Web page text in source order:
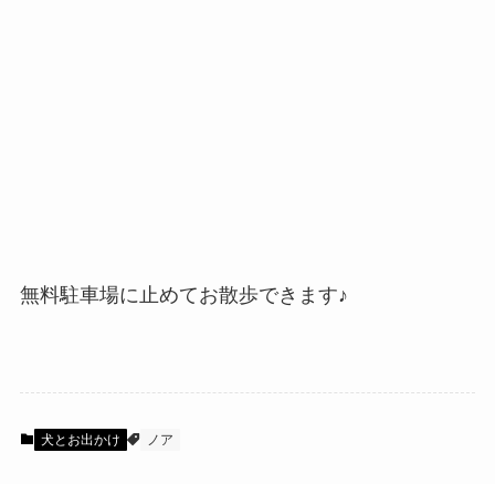
無料駐車場に止めてお散歩できます♪
犬とお出かけ ノア